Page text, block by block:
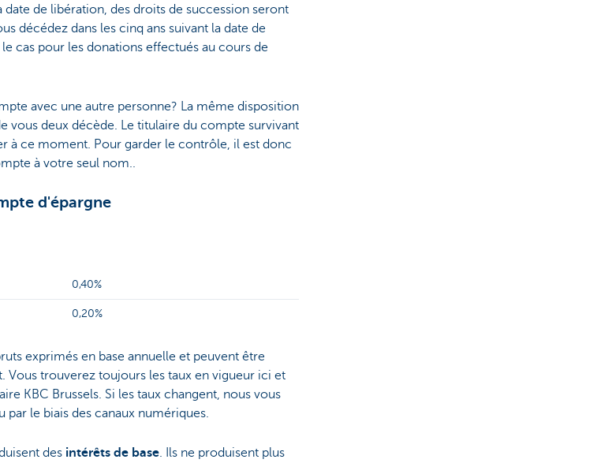
date de libération, des droits de succession seront
décédez dans les cinq ans suivant la date de
cas pour les donations effectués au cours de
avec une autre personne? La même disposition
vous deux décède. Le titulaire du compte survivant
à ce moment. Pour garder le contrôle, il est donc
à votre seul nom..
d'épargne
0,40%
0,20%
exprimés en base annuelle et peuvent être
Vous trouverez toujours les taux en vigueur ici et
KBC Brussels. Si les taux changent, nous vous
le biais des canaux numériques.
des intérêts de base. Ils ne produisent plus